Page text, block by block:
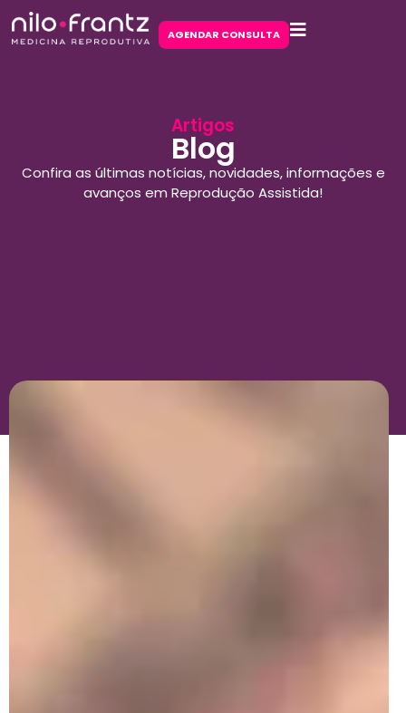
AGENDAR CONSULTA
Artigos
Blog
Confira as últimas notícias, novidades, informações e
avanços em Reprodução Assistida!